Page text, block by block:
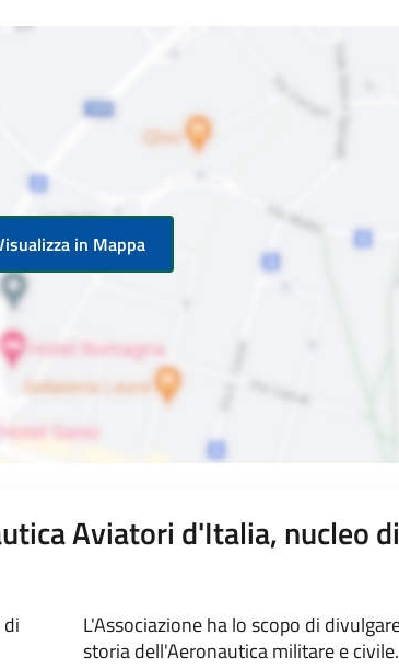
in Mappa
Aviatori d'Italia, nucleo
L'Associazione ha lo scopo di
storia dell'Aeronautica militare e civile.